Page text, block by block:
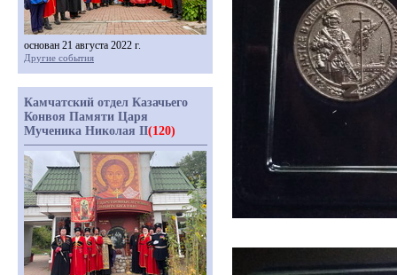
основан 21 августа 2022 г.
Другие события
Камчатский отдел Казачьего
Конвоя Памяти Царя
Мученика Николая II(120)